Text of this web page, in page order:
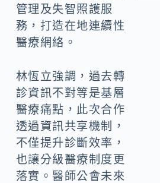
管理及失智照護服
務，打造在地連續性
醫療網絡。
林恆立強調，過去轉
診資訊不對等是基層
醫療痛點，此次合作
透過資訊共享機制，
不僅提升診斷效率，
也讓分級醫療制度更
落實。醫師公會未來